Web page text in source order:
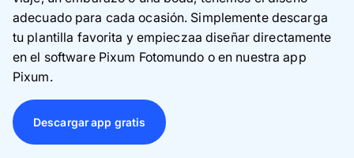
adecuado para cada ocasión. Simplemente descarga
tu plantilla favorita y empieczaa diseñar directamente
en el software Pixum Fotomundo o en nuestra app
Pixum.
Descargar app gratis